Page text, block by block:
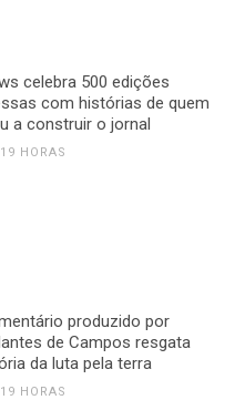
celebra 500 edições
com histórias de quem
a construir o jornal
HORAS
produzido por
de Campos resgata
da luta pela terra
HORAS